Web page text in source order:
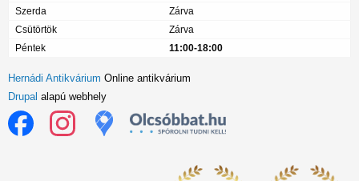
Szerda
Zárva
Csütörtök
Zárva
Péntek
11:00-18:00
Hernádi Antikvárium Online antikvárium
Drupal alapú webhely